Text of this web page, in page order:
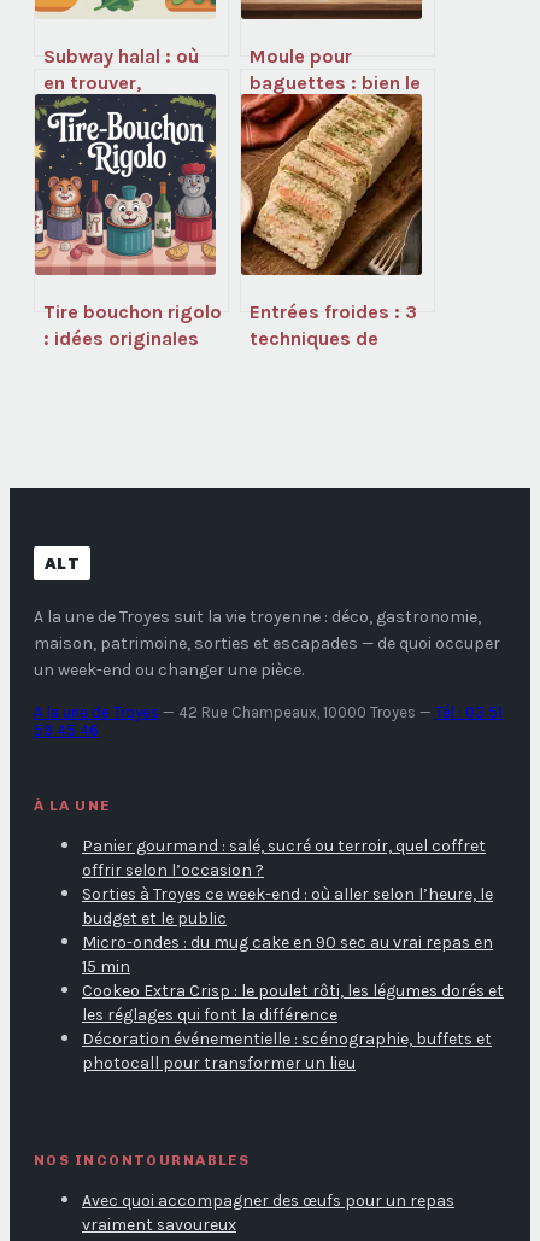
Subway halal : où
en trouver,
comment vérifier,
que faut-il savoir ?
Moule pour
baguettes : bien le
choisir et l’utiliser
comme un pro
Tire bouchon rigolo
: idées originales
Entrées froides : 3
techniques de
ALT
A la une de Troyes suit la vie troyenne : déco, gastronomie,
maison, patrimoine, sorties et escapades — de quoi occuper
un week-end ou changer une pièce.
A la une de Troyes — 42 Rue Champeaux, 10000 Troyes — Tél : 03 51
59 45 46
À LA UNE
Panier gourmand : salé, sucré ou terroir, quel coffret
offrir selon l’occasion ?
Sorties à Troyes ce week-end : où aller selon l’heure, le
budget et le public
Micro-ondes : du mug cake en 90 sec au vrai repas en
15 min
Cookeo Extra Crisp : le poulet rôti, les légumes dorés et
les réglages qui font la différence
Décoration événementielle : scénographie, buffets et
photocall pour transformer un lieu
NOS INCONTOURNABLES
Avec quoi accompagner des œufs pour un repas
vraiment savoureux